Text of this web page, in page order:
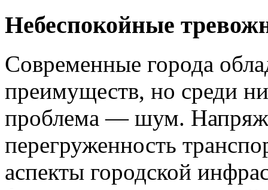
Небеспокойные
Современные города
преимуществ, но среди
проблема — шум.
перегруженность
аспекты городской